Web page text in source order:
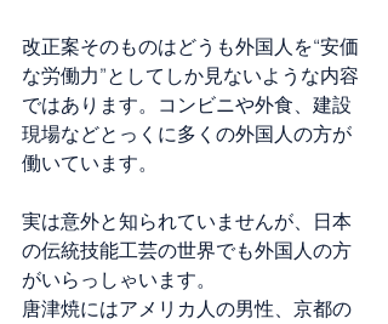
改正案そのものはどうも外国人を“安価
な労働力”としてしか見ないような内容
ではあります。コンビニや外食、建設
現場などとっくに多くの外国人の方が
働いています。
実は意外と知られていませんが、日本
の伝統技能工芸の世界でも外国人の方
がいらっしゃいます。
唐津焼にはアメリカ人の男性、京都の